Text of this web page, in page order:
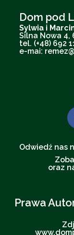
Dom pod
Sylwia i
Silna Nowa 4,
tel. (+48) 692
e-mai:
Odwiedź nas
oraz
Prawa